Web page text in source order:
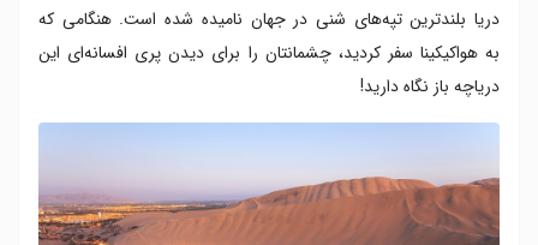
دریا بلندترین تپه‌های شنی در جهان نامیده شده است. هنگامی که
به هواکیکینا سفر کردید، چشمانتان را برای دیدن پری افسانه‌ای این
دریاچه باز نگاه دارید!